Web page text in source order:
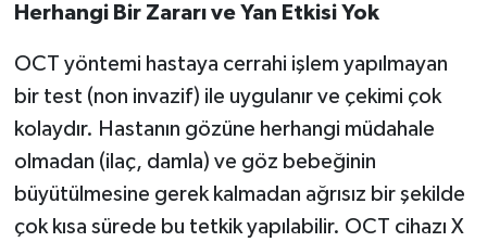
Herhangi Bir Zararı ve Yan Etkisi Yok
OCT yöntemi hastaya cerrahi işlem yapılmayan
bir test (non invazif) ile uygulanır ve çekimi çok
kolaydır. Hastanın gözüne herhangi müdahale
olmadan (ilaç, damla) ve göz bebeğinin
büyütülmesine gerek kalmadan ağrısız bir şekilde
çok kısa sürede bu tetkik yapılabilir. OCT cihazı X